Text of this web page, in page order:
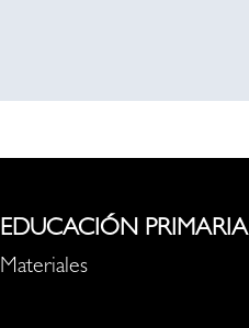
EDUCACIÓN PRIMARIA
Materiales